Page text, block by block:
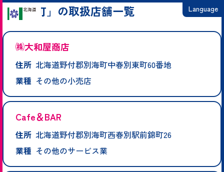
Language
한국어
「別海町」の取扱店舗一覧
㈱大和屋商店
住所 北海道野付郡別海町中春別東町60番地
業種 その他の小売店
Cafe＆BAR
住所 北海道野付郡別海町西春別駅前錦町26
業種 その他のサービス業